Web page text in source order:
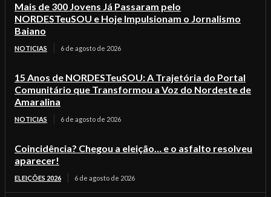
Mais de 300 Jovens Já Passaram pelo
NORDESTeuSOU e Hoje Impulsionam o Jornalismo
Baiano
NOTICIAS 6 de agosto de 2026
15 Anos de NORDESTeuSOU: A Trajetória do Portal
Comunitário que Transformou a Voz do Nordeste de
Amaralina
NOTICIAS 6 de agosto de 2026
Coincidência? Chegou a eleição… e o asfalto resolveu
aparecer!
ELEIÇÕES 2026 6 de agosto de 2026